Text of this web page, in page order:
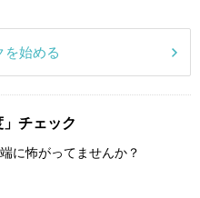
を始める
チェック
に怖がってませんか？